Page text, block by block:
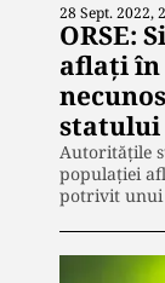
28 Sept. 2022,
ORSE:
aflaţi în
statului
Autorităţile
populaţiei
potrivit unui